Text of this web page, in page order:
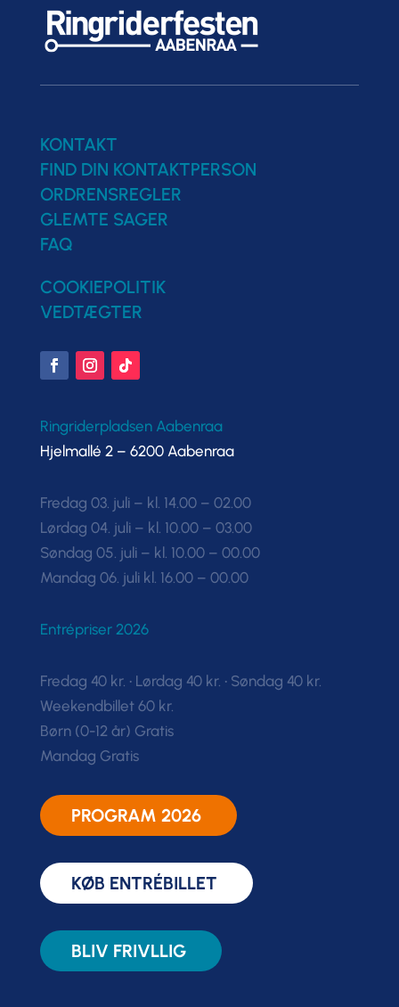
KONTAKT
FIND DIN KONTAKTPERSON
ORDRENSREGLER
GLEMTE SAGER
FAQ
COOKIEPOLITIK
VEDTÆGTER
Ringriderpladsen Aabenraa
Hjelmallé 2 – 6200 Aabenraa
Fredag 03. juli – kl. 14.00 – 02.00
Lørdag 04. juli – kl. 10.00 – 03.00
Søndag 05. juli – kl. 10.00 – 00.00
Mandag 06. juli kl. 16.00 – 00.00
Entrépriser 2026
Fredag 40 kr. • Lørdag 40 kr. • Søndag 40 kr.
Weekendbillet 60 kr.
Børn (0-12 år) Gratis
Mandag Gratis
PROGRAM 2026
KØB ENTRÉBILLET
BLIV FRIVLLIG